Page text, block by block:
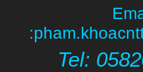
Tel: